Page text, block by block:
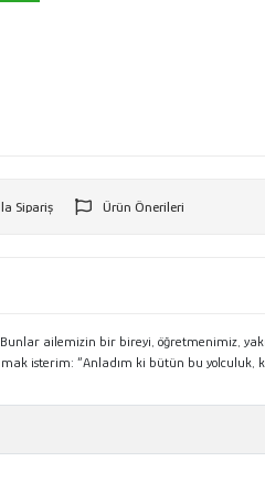
Sipariş Ürün Önerileri
ailemizin bir bireyi, öğretmenimiz,
isterim: “Anladım ki bütün bu yolculuk,